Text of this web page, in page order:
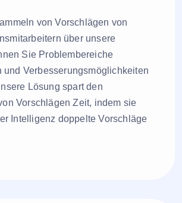
von Vorschlägen von
über unsere
Sie Problembereiche
und Verbesserungsmöglichkeiten
Lösung spart den
Vorschlägen Zeit, indem sie
Intelligenz doppelte Vorschläge